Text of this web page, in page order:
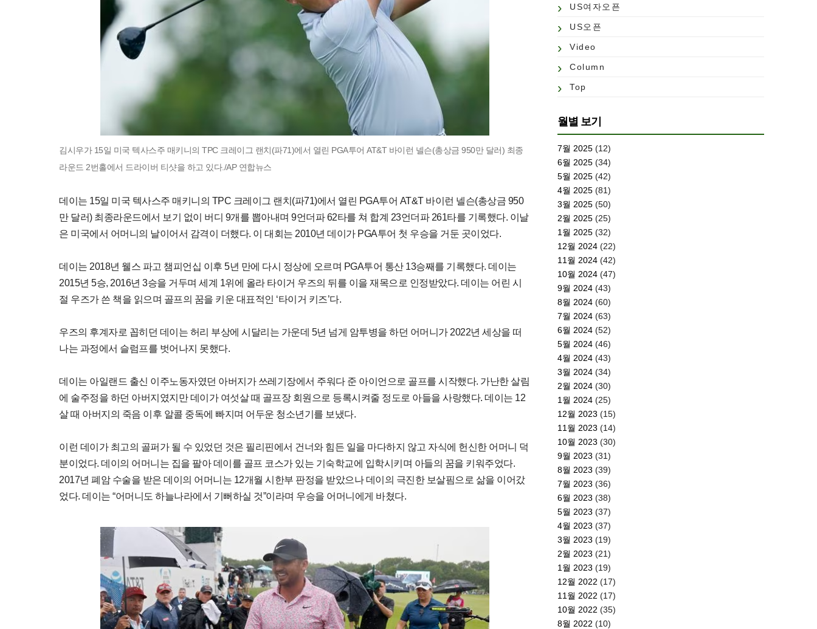
김시우가 15일 미국 텍사스주 매키니의 TPC 크레이그 랜치(파71)에서 열린 PGA투어 AT&T 바이런 넬슨(총상금 950만 달러) 최종
라운드 2번홀에서 드라이버 티샷을 하고 있다./AP 연합뉴스
데이는 15일 미국 텍사스주 매키니의 TPC 크레이그 랜치(파71)에서 열린 PGA투어 AT&T 바이런 넬슨(총상금 950
만 달러) 최종라운드에서 보기 없이 버디 9개를 뽑아내며 9언더파 62타를 쳐 합계 23언더파 261타를 기록했다. 이날
은 미국에서 어머니의 날이어서 감격이 더했다. 이 대회는 2010년 데이가 PGA투어 첫 우승을 거둔 곳이었다.
데이는 2018년 웰스 파고 챔피언십 이후 5년 만에 다시 정상에 오르며 PGA투어 통산 13승째를 기록했다. 데이는
2015년 5승, 2016년 3승을 거두며 세계 1위에 올라 타이거 우즈의 뒤를 이을 재목으로 인정받았다. 데이는 어린 시
절 우즈가 쓴 책을 읽으며 골프의 꿈을 키운 대표적인 ‘타이거 키즈’다.
우즈의 후계자로 꼽히던 데이는 허리 부상에 시달리는 가운데 5년 넘게 암투병을 하던 어머니가 2022년 세상을 떠
나는 과정에서 슬럼프를 벗어나지 못했다.
데이는 아일랜드 출신 이주노동자였던 아버지가 쓰레기장에서 주워다 준 아이언으로 골프를 시작했다. 가난한 살림
에 술주정을 하던 아버지였지만 데이가 여섯살 때 골프장 회원으로 등록시켜줄 정도로 아들을 사랑했다. 데이는 12
살 때 아버지의 죽음 이후 알콜 중독에 빠지며 어두운 청소년기를 보냈다.
이런 데이가 최고의 골퍼가 될 수 있었던 것은 필리핀에서 건너와 힘든 일을 마다하지 않고 자식에 헌신한 어머니 덕
분이었다. 데이의 어머니는 집을 팔아 데이를 골프 코스가 있는 기숙학교에 입학시키며 아들의 꿈을 키워주었다.
2017년 폐암 수술을 받은 데이의 어머니는 12개월 시한부 판정을 받았으나 데이의 극진한 보살핌으로 삶을 이어갔
었다. 데이는 “어머니도 하늘나라에서 기뻐하실 것”이라며 우승을 어머니에게 바쳤다.
US여자오픈
US오픈
Video
Column
Top
월별 보기
7월 2025 (12)
6월 2025 (34)
5월 2025 (42)
4월 2025 (81)
3월 2025 (50)
2월 2025 (25)
1월 2025 (32)
12월 2024 (22)
11월 2024 (42)
10월 2024 (47)
9월 2024 (43)
8월 2024 (60)
7월 2024 (63)
6월 2024 (52)
5월 2024 (46)
4월 2024 (43)
3월 2024 (34)
2월 2024 (30)
1월 2024 (25)
12월 2023 (15)
11월 2023 (14)
10월 2023 (30)
9월 2023 (31)
8월 2023 (39)
7월 2023 (36)
6월 2023 (38)
5월 2023 (37)
4월 2023 (37)
3월 2023 (19)
2월 2023 (21)
1월 2023 (19)
12월 2022 (17)
11월 2022 (17)
10월 2022 (35)
8월 2022 (10)